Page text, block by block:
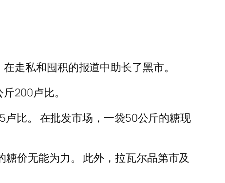
走私和囤积的报道中助长了黑市。
200卢比。
比。 在批发市场，一袋50公斤的糖现
价无能为力。 此外，拉瓦尔品第市及